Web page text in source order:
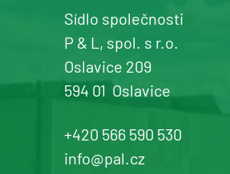
Sídlo společnosti
P & L, spol. s r.o.
Oslavice 209
594 01 Oslavice
+420 566 590 530
info@pal.cz